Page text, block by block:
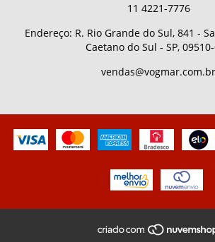
11 4221-7776
Endereço: R. Rio Grande do Sul, 841 -
Caetano do Sul - SP, 09510-
vendas@vogmar.com.br